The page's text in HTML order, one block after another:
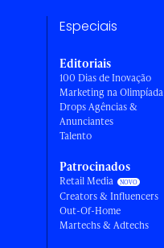
Especiais
Editoriais
100 Dias de Inovação
Marketing na Olimpíada
Drops Agências &
Anunciantes
Talento
Patrocinados
Retail Media
Creators & Influencers
Out-Of-Home
Martechs & Adtechs